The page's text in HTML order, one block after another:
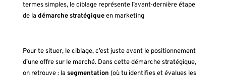
termes simples, le ciblage représente l’avant-dernière étape
de la démarche stratégiqueen marketing
Pour te situer, le ciblage, c’est juste avant le positionnement
d’une offre sur le marché. Dans cette démarche stratégique,
on retrouve : la segmentation (où tu identifies et évalues les